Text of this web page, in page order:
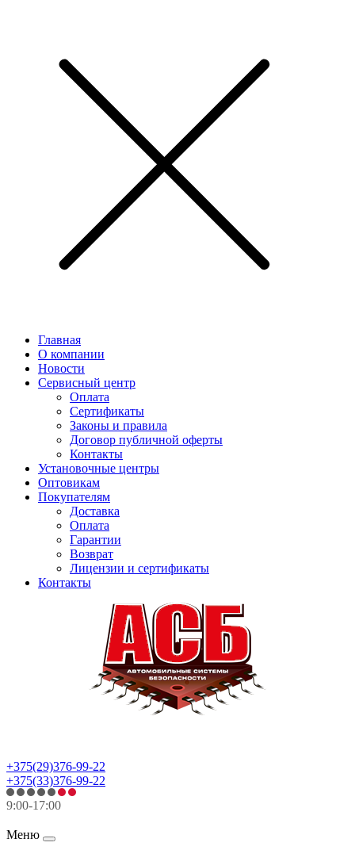
Главная
О компании
Новости
Сервисный центр
Оплата
Сертификаты
Законы и правила
Договор публичной оферты
Контакты
Установочные центры
Оптовикам
Покупателям
Доставка
Оплата
Гарантии
Возврат
Лицензии и сертификаты
Контакты
+375(29)376-99-22
+375(33)376-99-22
9:00-17:00
Меню